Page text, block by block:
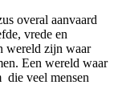
overal aanvaard
vrede en
wereld zijn waar
Een wereld waar
die veel mensen